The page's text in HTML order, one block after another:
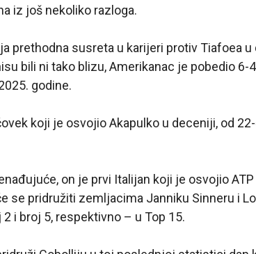
iz još nekoliko razloga.
prethodna susreta u karijeri protiv Tiafoea u
bili ni tako blizu, Amerikanac je pobedio 6-
godine.
koji je osvojio Akapulko u deceniji, od
on je prvi Italijan koji je osvojio
se pridružiti zemljacima Janniku Sinneru i
i broj 5, respektivno – u Top 15.